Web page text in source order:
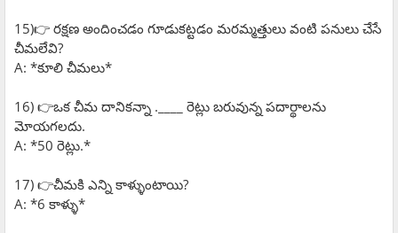
15)👉 రక్షణ అందించడం గూడుకట్టడం మరమ్మత్తులు వంటి పనులు చేసే
చీమలేవి?
A: *కూలి చీమలు*
16) 👉ఒక చీమ దానికన్నా .____ రెట్లు బరువున్న పదార్థాలను
మోయగలదు.
A: *50 రెట్లు.*
17) 👉చీమకి ఎన్ని కాళ్ళుంటాయి?
A: *6 కాళ్ళు*